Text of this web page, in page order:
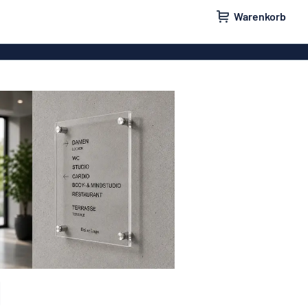
Warenkorb
Türschilder
Aufkleber
Briefkastenschilder